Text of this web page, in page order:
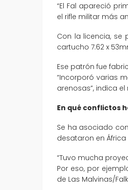
“El Fal apareció
el rifle militar más
Con la licencia, se
cartucho 7.62 x
Ese patrón fue
“Incorporó varias
arenosas”, indica
En qué conflictos
Se ha asociado
desataron en
“Tuvo mucha
Por eso, por
de Las Malvinas/